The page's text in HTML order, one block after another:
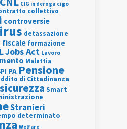
CIG in deroga cigo
collettivo
controversie
detassazione
fiscale formazione
Jobs Act Lavoro
Malattia
PA Pensione
di Cittadinanza
sicurezza Smart
Stranieri
determinato
Welfare